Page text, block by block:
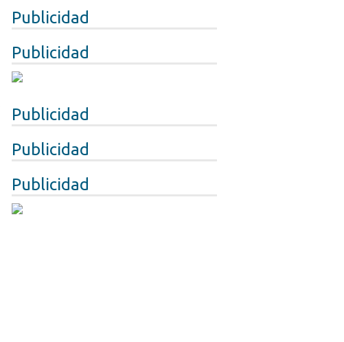
Publicidad
Publicidad
Publicidad
Publicidad
Publicidad